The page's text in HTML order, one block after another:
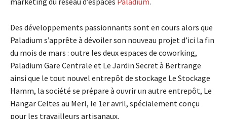
Des développements passionnants sont en cours alors que
Paladium s’apprête à dévoiler son nouveau projet d’ici la fin
du mois de mars : outre les deux espaces de coworking,
Paladium Gare Centrale et Le Jardin Secret à Bertrange
ainsi que le tout nouvel entrepôt de stockage Le Stockage
Hamm, la société se prépare à ouvrir un autre entrepôt, Le
Hangar Celtes au Merl, le 1er avril, spécialement conçu
pour les travailleurs artisanaux.